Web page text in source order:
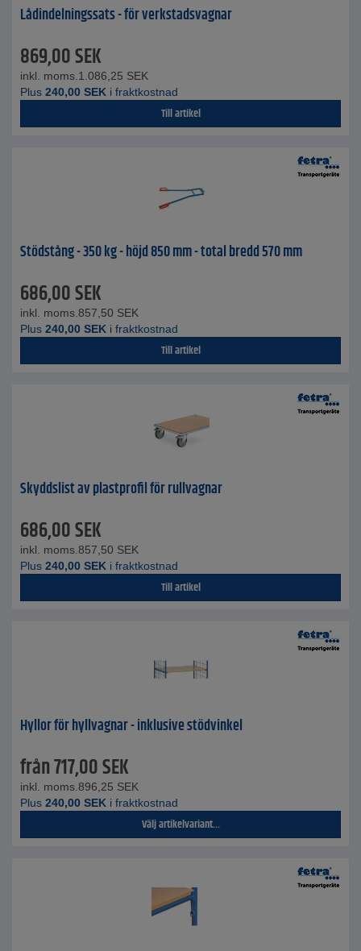
Lådindelningssats - för verkstadsvagnar
869,00SEK
inkl. moms. 1.086,25 SEK
Plus 240,00 SEK i fraktkostnad
Till artikel
Stödstång - 350 kg - höjd 850 mm - total bredd 570 mm
686,00SEK
inkl. moms. 857,50 SEK
Plus 240,00 SEK i fraktkostnad
Till artikel
Skyddslist av plastprofil för rullvagnar
686,00SEK
inkl. moms. 857,50 SEK
Plus 240,00 SEK i fraktkostnad
Till artikel
Hyllor för hyllvagnar - inklusive stödvinkel
från717,00SEK
inkl. moms. 896,25 SEK
Plus 240,00 SEK i fraktkostnad
Välj artikelvariant...